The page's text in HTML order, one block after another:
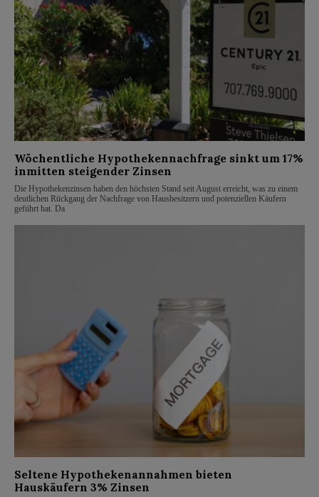
Wöchentliche Hypothekennachfrage sinkt um 17%
inmitten steigender Zinsen
Die Hypothekenzinsen haben den höchsten Stand seit August erreicht, was zu einem
deutlichen Rückgang der Nachfrage von Hausbesitzern und potenziellen Käufern
geführt hat. Da
Seltene Hypothekenannahmen bieten
Hauskäufern 3% Zinsen